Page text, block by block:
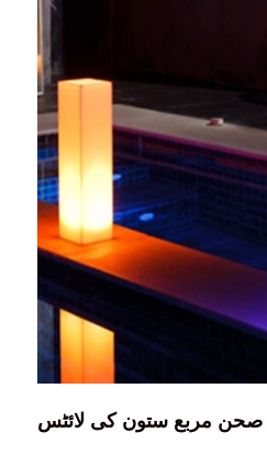
صحن مربع ستون کی لائٹس